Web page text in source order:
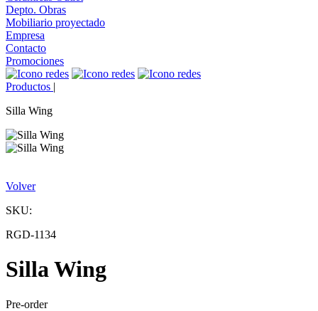
Depto. Obras
Mobiliario proyectado
Empresa
Contacto
Promociones
Productos |
Silla Wing
Volver
SKU:
RGD-1134
Silla Wing
Pre-order